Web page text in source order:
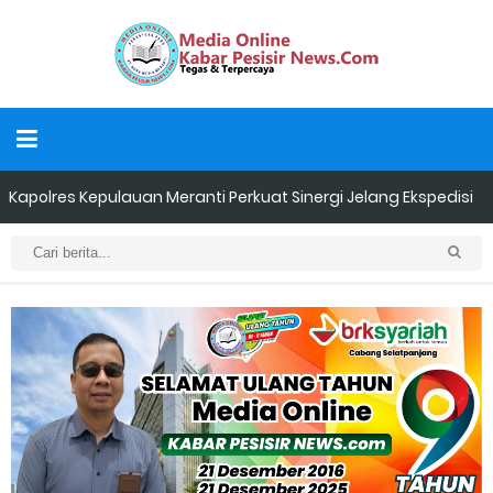
Kapolres Kepulauan Meranti Perkuat Sinergi Jelang Ekspedisi
Teluk Belitung Bagaikan Kota Mati Disaat Listrik Diberlakukan
Pemadaman Secara Bergilir, Mesin 600 kW Diharapkan Jadi
Solusi.
F-PETIR Desak Pemkab Lingga Segera Buka Solusi Tambang